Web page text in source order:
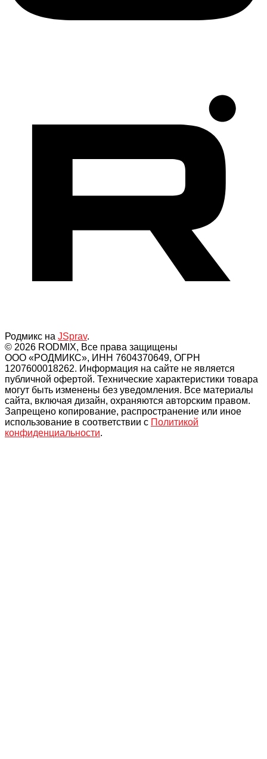
Родмикс на JSprav.
© 2026 RODMIX, Все права защищены
ООО «РОДМИКС», ИНН 7604370649, ОГРН
1207600018262. Информация на сайте не является
публичной офертой. Технические характеристики товара
могут быть изменены без уведомления. Все материалы
сайта, включая дизайн, охраняются авторским правом.
Запрещено копирование, распространение или иное
использование в соответствии с Политикой
конфиденциальности.